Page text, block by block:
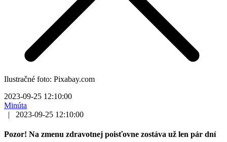
Ilustračné foto: Pixabay.com
2023-09-25 12:10:00
Minúta
|
2023-09-25 12:10:00
Pozor! Na zmenu zdravotnej poisťovne zostáva už len pár dní